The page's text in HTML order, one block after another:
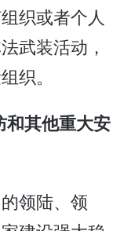
织或者个人
武装活动，
织。
其他重大安
领陆、领